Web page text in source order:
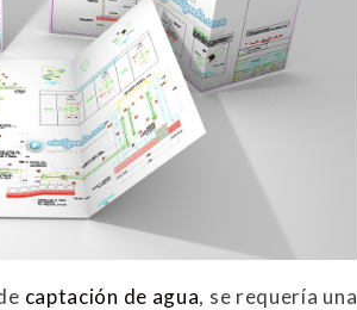
captación de agua, se requería una